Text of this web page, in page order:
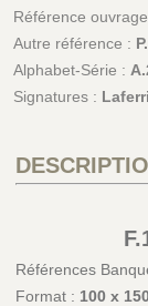
Référence
Autre référence :
Alphabet-Série :
Signatures :
Références
Format : 100 x